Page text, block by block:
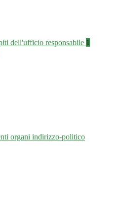
dell'ufficio responsabile 1
organi indirizzo-politico